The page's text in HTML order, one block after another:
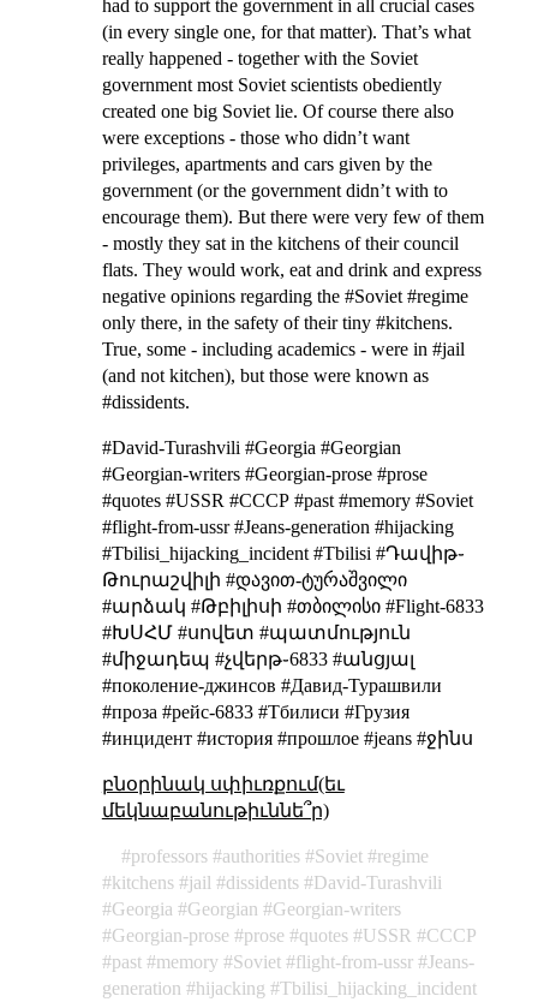
had to support the government in all crucial cases
(in every single one, for that matter). That’s what
really happened - together with the Soviet
government most Soviet scientists obediently
created one big Soviet lie. Of course there also
were exceptions - those who didn’t want
privileges, apartments and cars given by the
government (or the government didn’t with to
encourage them). But there were very few of them
- mostly they sat in the kitchens of their council
flats. They would work, eat and drink and express
negative opinions regarding the #Soviet #regime
only there, in the safety of their tiny #kitchens.
True, some - including academics - were in #jail
(and not kitchen), but those were known as
#dissidents.
#David-Turashvili #Georgia #Georgian
#Georgian-writers #Georgian-prose #prose
#quotes #USSR #СССР #past #memory #Soviet
#flight-from-ussr #Jeans-generation #hijacking
#Tbilisi_hijacking_incident #Tbilisi #Դավիթ֊
Թուրաշվիլի #დავით-ტურაშვილი
#արձակ #Թբիլիսի #თბილისი #Flight-6833
#ԽՍՀՄ #սովետ #պատմություն
#միջադեպ #չվերթ֊6833 #անցյալ
#поколение-джинсов #Давид-Турашвили
#проза #рейс-6833 #Тбилиси #Грузия
#инцидент #история #прошлое #jeans #ջինս
բնօրինակ սփիւռքում(եւ
մեկնաբանութիւննե՞ր)
professors authorities Soviet
regime
kitchens
jail dissidents
David-Turashvili
Georgia
Georgian
Georgian-writers
Georgian-prose
prose quotes USSR
СССР
past
memory Soviet flight-from-ussr
Jeans-
generation
hijacking
Tbilisi_hijacking_incident